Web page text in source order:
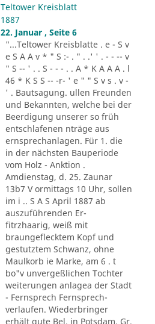
Teltower Kreisblatt
1887
22. Januar , Seite 6
"...Teltower Kreisblatte . e - S v
e S A A v * " S :- . " . .' ' . - - -- v
" S -- ' . . S - - - . . A * K A A A . l
46 * K S S -- -r- ' e " " S v s . v -
' . Bautsagung. ullen Freunden
und Bekannten, welche bei der
Beerdigung unserer so früh
entschlafenen nträge aus
ernsprechanlagen. Für 1. die
in der nächsten Bauperiode
vom Holz - Anktion .
Amdienstag, d. 25. Zaunar
13b7 V ormittags 10 Uhr, sollen
im i .. S A S April 1887 ab
auszuführenden Er-
fitrzhaarig, weiß mit
braungeflecktem Kopf und
gestutztem Schwanz, ohne
Maulkorb ie Marke, am 6 . t
bo"v unvergeßlichen Tochter
weiterungen anlagea der Stadt
- Fernsprech Fernsprech-
verlaufen. Wiederbringer
erhält gute Bel. in Potsdam, Gr.